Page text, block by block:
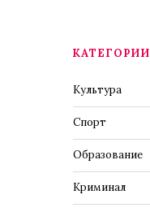
КАТЕГОРИИ
Культура
Спорт
Образование
Криминал